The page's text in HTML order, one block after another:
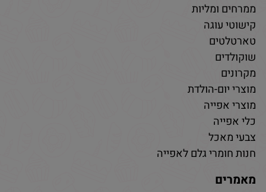
ממרחים ומליות
קישוטי עוגה
טארטלטים
שוקולדים
מקרונים
מוצרי יום-הולדת
מוצרי אפייה
כלי אפייה
צבעי מאכל
חנות חומרי גלם לאפייה
מאמרים